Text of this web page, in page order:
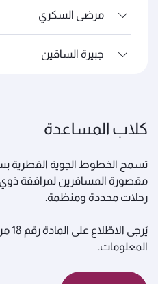
مرضى السكري
جبيرة الساقين
كلاب المساعدة
تسمح الخطوط الجوية القطرية
مقصورة المسافرين لمرافقة
رحلات محددة ومنظمة.
المعلومات.